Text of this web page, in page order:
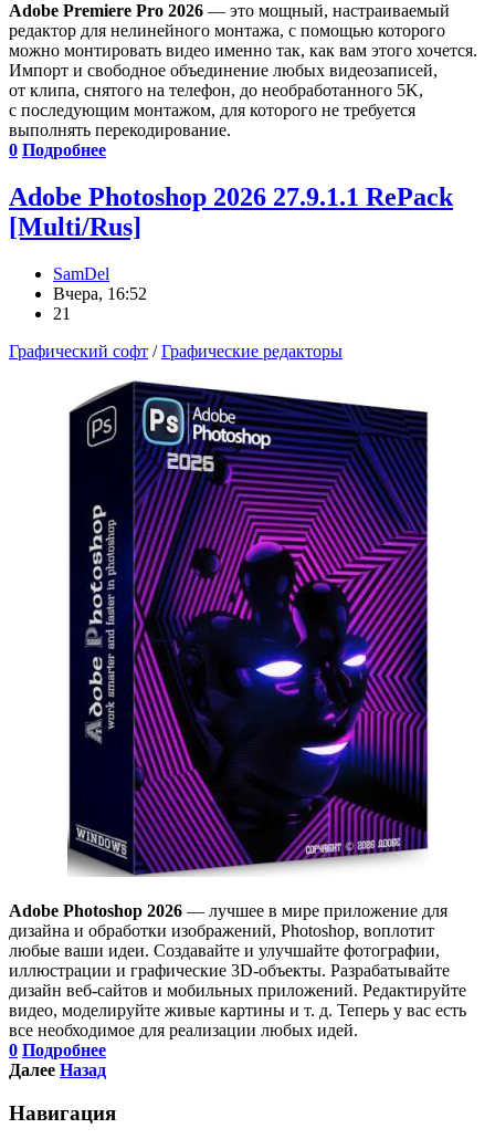
Adobe Premiere Pro 2026 — это мощный, настраиваемый
редактор для нелинейного монтажа, с помощью которого
можно монтировать видео именно так, как вам этого хочется.
Импорт и свободное объединение любых видеозаписей,
от клипа, снятого на телефон, до необработанного 5K,
с последующим монтажом, для которого не требуется
выполнять перекодирование.
0 Подробнее
Adobe Photoshop 2026 27.9.1.1 RePack
[Multi/Rus]
SamDel
Вчера, 16:52
21
Графический софт /Графические редакторы
Adobe Photoshop 2026 — лучшее в мире приложение для
дизайна и обработки изображений, Photoshop, воплотит
любые ваши идеи. Создавайте и улучшайте фотографии,
иллюстрации и графические 3D-объекты. Разрабатывайте
дизайн веб-сайтов и мобильных приложений. Редактируйте
видео, моделируйте живые картины и т. д. Теперь у вас есть
все необходимое для реализации любых идей.
0 Подробнее
Далее Назад
Навигация